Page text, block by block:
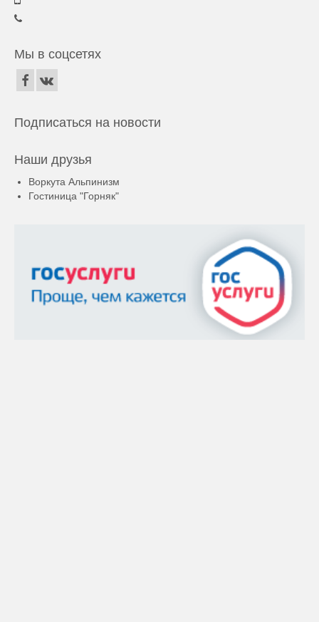
Мы в соцсетях
Подписаться на новости
Наши друзья
Воркута Альпинизм
Гостиница "Горняк"